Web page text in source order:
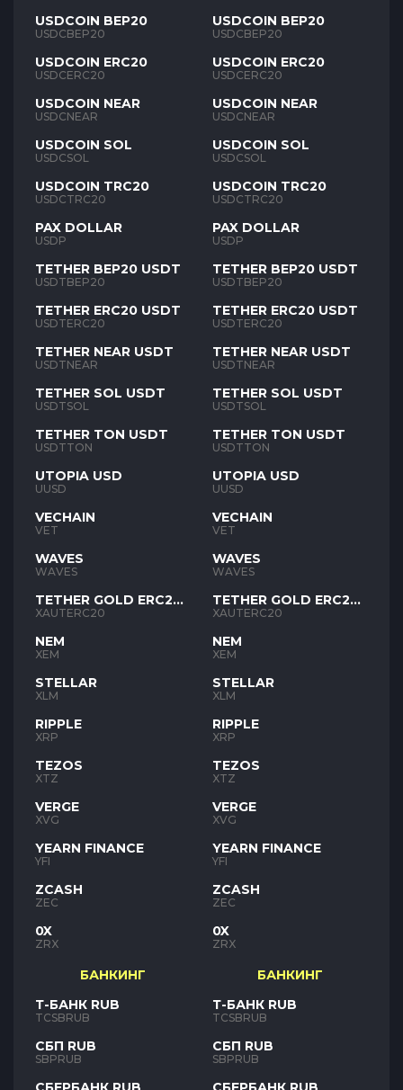
USDCOIN BEP20
USDCBEP20
USDCOIN ERC20
USDCERC20
USDCOIN NEAR
USDCNEAR
USDCOIN SOL
USDCSOL
USDCOIN TRC20
USDCTRC20
PAX DOLLAR
USDP
TETHER BEP20 USDT
USDTBEP20
TETHER ERC20 USDT
USDTERC20
TETHER NEAR USDT
USDTNEAR
TETHER SOL USDT
USDTSOL
TETHER TON USDT
USDTTON
UTOPIA USD
UUSD
VECHAIN
VET
WAVES
WAVES
TETHER GOLD ERC20
XAUT
XAUTERC20
NEM
XEM
STELLAR
XLM
RIPPLE
XRP
TEZOS
XTZ
VERGE
XVG
YEARN FINANCE
YFI
ZCASH
ZEC
0X
ZRX
БАНКИНГ
Т-БАНК RUB
TCSBRUB
СБП RUB
SBPRUB
USDCOIN BEP20
USDCBEP20
USDCOIN ERC20
USDCERC20
USDCOIN NEAR
USDCNEAR
USDCOIN SOL
USDCSOL
USDCOIN TRC20
USDCTRC20
PAX DOLLAR
USDP
TETHER BEP20 USDT
USDTBEP20
TETHER ERC20 USDT
USDTERC20
TETHER NEAR USDT
USDTNEAR
TETHER SOL USDT
USDTSOL
TETHER TON USDT
USDTTON
UTOPIA USD
UUSD
VECHAIN
VET
WAVES
WAVES
TETHER GOLD ERC20
XAUT
XAUTERC20
NEM
XEM
STELLAR
XLM
RIPPLE
XRP
TEZOS
XTZ
VERGE
XVG
YEARN FINANCE
YFI
ZCASH
ZEC
0X
ZRX
БАНКИНГ
Т-БАНК RUB
TCSBRUB
СБП RUB
SBPRUB